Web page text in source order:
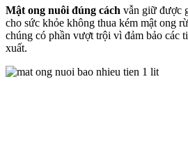
Mật ong nuôi đúng cách vẫn giữ được
cho sức khỏe không thua kém mật ong
chúng có phần vượt trội vì đảm bảo các
xuất.